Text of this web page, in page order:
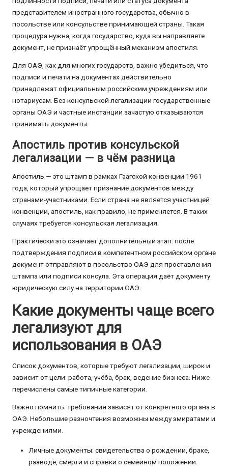
представителем иностранного государства, обычно в
посольстве или консульстве принимающей страны. Такая
процедура нужна, когда государство, куда вы направляете
документ, не признаёт упрощённый механизм апостиля.
Для ОАЭ, как для многих государств, важно убедиться, что
подписи и печати на документах действительно
принадлежат официальным российским учреждениям или
нотариусам. Без консульской легализации государственные
органы ОАЭ и частные инстанции зачастую отказываются
принимать документы.
Апостиль против консульской
легализации — в чём разница
Апостиль — это штамп в рамках Гаагской конвенции 1961
года, который упрощает признание документов между
странами-участниками. Если страна не является участницей
конвенции, апостиль, как правило, не применяется. В таких
случаях требуется консульская легализация.
Практически это означает дополнительный этап: после
подтверждения подписи в компетентном российском органе
документ отправляют в посольство ОАЭ для проставления
штампа или подписи консула. Эта операция даёт документу
юридическую силу на территории ОАЭ.
Какие документы чаще всего
легализуют для
использования в ОАЭ
Список документов, которые требуют легализации, широк и
зависит от цели: работа, учёба, брак, ведение бизнеса. Ниже
перечислены самые типичные категории.
Важно помнить: требования зависят от конкретного органа в
ОАЭ. Небольшие разночтения возможны между эмиратами и
учреждениями.
Личные документы: свидетельства о рождении, браке,
разводе, смерти и справки о семейном положении.